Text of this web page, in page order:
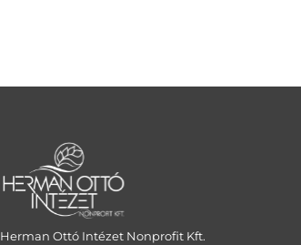
Herman Ottó Intézet Nonprofit Kft.